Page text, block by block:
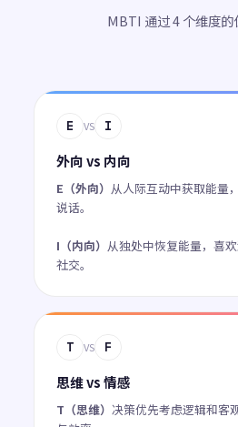
MBTI 通过 4 个维度的
E VS I
外向 vs 内向
E（外向） 从人际互动中获取能量
说话。
I（内向） 从独处中恢复能量，喜
社交。
T VS F
思维 vs 情感
T（思维） 决策优先考虑逻辑和客